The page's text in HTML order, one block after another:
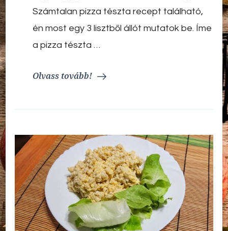
Számtalan pizza tészta recept található,
én most egy 3 lisztből állót mutatok be. Íme
a pizza tészta …
Olvass tovább!